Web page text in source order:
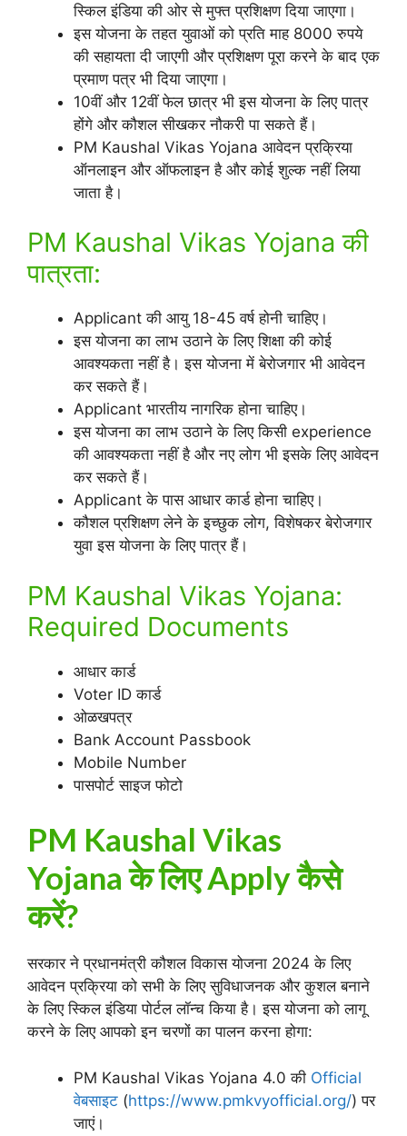
स्किल इंडिया की ओर से मुफ्त प्रशिक्षण दिया जाएगा।
इस योजना के तहत युवाओं को प्रति माह 8000 रुपये
की सहायता दी जाएगी और प्रशिक्षण पूरा करने के बाद एक
प्रमाण पत्र भी दिया जाएगा।
10वीं और 12वीं फेल छात्र भी इस योजना के लिए पात्र
होंगे और कौशल सीखकर नौकरी पा सकते हैं।
PM Kaushal Vikas Yojana आवेदन प्रक्रिया
ऑनलाइन और ऑफलाइन है और कोई शुल्क नहीं लिया
जाता है।
PM Kaushal Vikas Yojana की
पात्रता:
Applicant की आयु 18-45 वर्ष होनी चाहिए।
इस योजना का लाभ उठाने के लिए शिक्षा की कोई
आवश्यकता नहीं है। इस योजना में बेरोजगार भी आवेदन
कर सकते हैं।
Applicant भारतीय नागरिक होना चाहिए।
इस योजना का लाभ उठाने के लिए किसी experience
की आवश्यकता नहीं है और नए लोग भी इसके लिए आवेदन
कर सकते हैं।
Applicant के पास आधार कार्ड होना चाहिए।
कौशल प्रशिक्षण लेने के इच्छुक लोग, विशेषकर बेरोजगार
युवा इस योजना के लिए पात्र हैं।
PM Kaushal Vikas Yojana:
Required Documents
आधार कार्ड
Voter ID कार्ड
ओळखपत्र
Bank Account Passbook
Mobile Number
पासपोर्ट साइज फोटो
PM Kaushal Vikas
Yojana के लिए Apply कैसे
करें?
सरकार ने प्रधानमंत्री कौशल विकास योजना 2024 के लिए
आवेदन प्रक्रिया को सभी के लिए सुविधाजनक और कुशल बनाने
के लिए स्किल इंडिया पोर्टल लॉन्च किया है। इस योजना को लागू
करने के लिए आपको इन चरणों का पालन करना होगा:
PM Kaushal Vikas Yojana 4.0 की Official
वेबसाइट (https://www.pmkvyofficial.org/) पर
जाएं।